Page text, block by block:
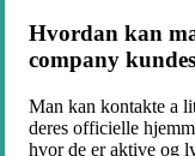
Hvordan kan
company
Man kan kontakte a
deres officielle
hvor de er aktive og